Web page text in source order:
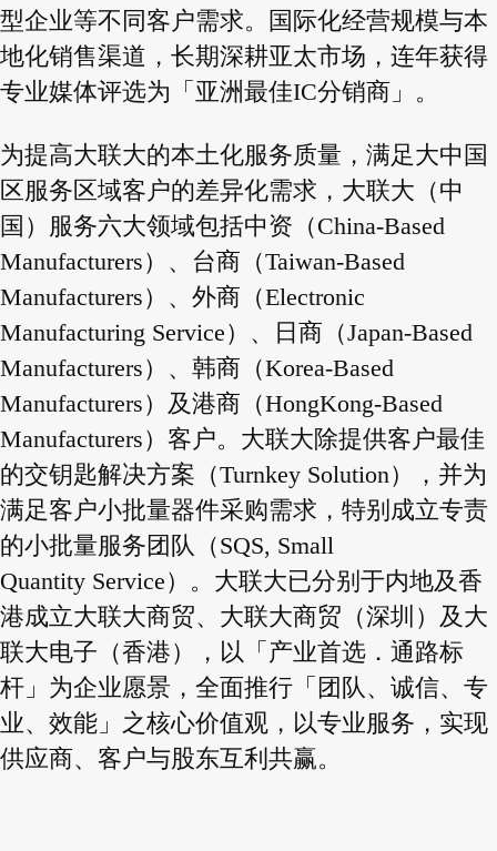
型企业等不同客户需求。国际化经营规模与本
地化销售渠道，长期深耕亚太市场，连年获得
专业媒体评选为「亚洲最佳IC分销商」。
为提高大联大的本土化服务质量，满足大中国
区服务区域客户的差异化需求，大联大（中
国）服务六大领域包括中资（China-Based
Manufacturers）、台商（Taiwan-Based
Manufacturers）、外商（Electronic
Manufacturing Service）、日商（Japan-Based
Manufacturers）、韩商（Korea-Based
Manufacturers）及港商（HongKong-Based
Manufacturers）客户。大联大除提供客户最佳
的交钥匙解决方案（Turnkey Solution），并为
满足客户小批量器件采购需求，特别成立专责
的小批量服务团队（SQS, Small
Quantity Service）。大联大已分别于内地及香
港成立大联大商贸、大联大商贸（深圳）及大
联大电子（香港），以「产业首选．通路标
杆」为企业愿景，全面推行「团队、诚信、专
业、效能」之核心价值观，以专业服务，实现
供应商、客户与股东互利共赢。